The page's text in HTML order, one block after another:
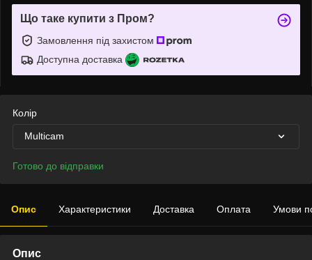
Що таке купити з Пром?
Замовлення під захистом
Доступна доставка
Колір
Multicam
Готово до відправки
Опис Характеристики Доставка Оплата Умови
Опис